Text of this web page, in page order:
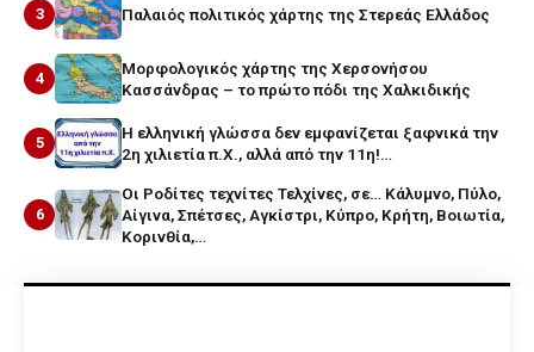
3 Παλαιός πολιτικός χάρτης της Στερεάς Ελλάδος
4
Μορφολογικός χάρτης της Χερσονήσου
Κασσάνδρας – το πρώτο πόδι της Χαλκιδικής
5
Η ελληνική γλώσσα δεν εμφανίζεται ξαφνικά την
2η χιλιετία π.Χ., αλλά από την 11η!…
6
Οι Ροδίτες τεχνίτες Τελχίνες, σε… Κάλυμνο, Πύλο,
Αίγινα, Σπέτσες, Αγκίστρι, Κύπρο, Κρήτη, Βοιωτία,
Κορινθία,…